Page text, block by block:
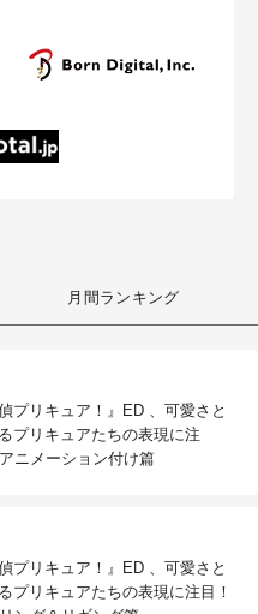
月間ランキング
プリキュア！』ED 、可愛さと
プリキュアたちの表現に注
ニメーション付け篇
プリキュア！』ED 、可愛さと
プリキュアたちの表現に注目！